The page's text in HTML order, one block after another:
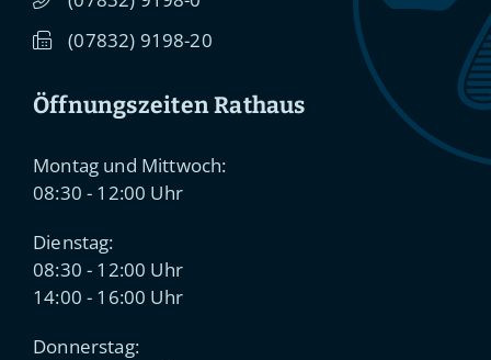
(07832) 91 98-20
Öffnungszeiten Rathaus
Montag und Mittwoch:
08:30 - 12:00 Uhr
Dienstag:
08:30 - 12:00 Uhr
14:00 - 16:00 Uhr
Donnerstag: